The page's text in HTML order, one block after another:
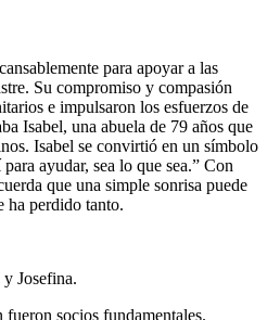
para apoyar a las
Su compromiso y compasión
e impulsaron los esfuerzos de
Isabel, una abuela de 79 años que
Isabel se convirtió en un símbolo
ayudar, sea lo que sea.” Con
que una simple sonrisa puede
ha perdido tanto.
Josefina.
socios fundamentales.